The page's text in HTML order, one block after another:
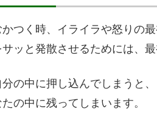
かつく時、イライラや怒りの
サッと発散させるためには、
分の中に押し込んでしまうと
の中に残ってしまいます。